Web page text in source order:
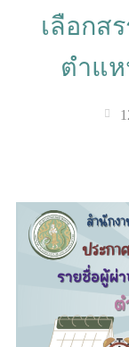
เลือกส
ตำแห